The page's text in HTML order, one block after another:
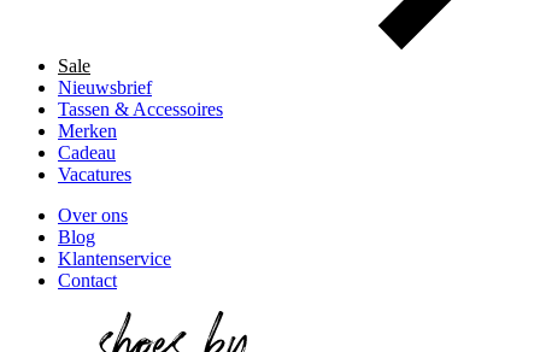
Sale
Nieuwsbrief
Tassen & Accessoires
Merken
Cadeau
Vacatures
Over ons
Blog
Klantenservice
Contact